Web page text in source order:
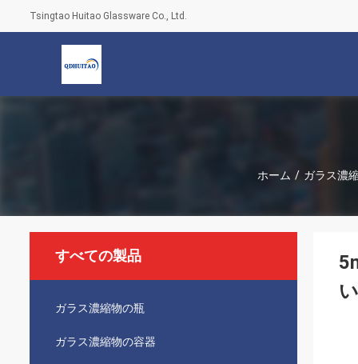
Tsingtao Huitao Glassware Co., Ltd.
ホーム / ガラス濃
すべての製品
ガラス濃縮物の瓶
ガラス濃縮物の容器